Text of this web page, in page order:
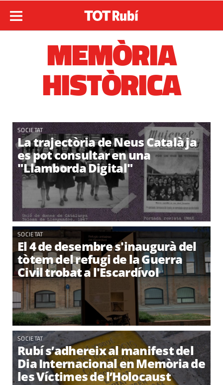
MEMÒRIA
HISTÒRICA
SOCIETAT
La trajectòria de Neus Català ja
es pot consultar en una
"Llamborda Digital"
SOCIETAT
El 4 de desembre s'inaugurà del
tòtem del refugi de la Guerra
Civil trobat a l'Escardívol
SOCIETAT
Rubí s’adhereix al manifest del
Dia Internacional en Memòria de
les Víctimes de l’Holocaust